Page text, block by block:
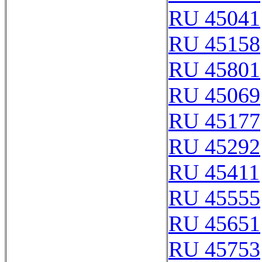
RU 45041
RU 45158
RU 45801
RU 45069
RU 45177
RU 45292
RU 45411
RU 45555
RU 45651
RU 45753